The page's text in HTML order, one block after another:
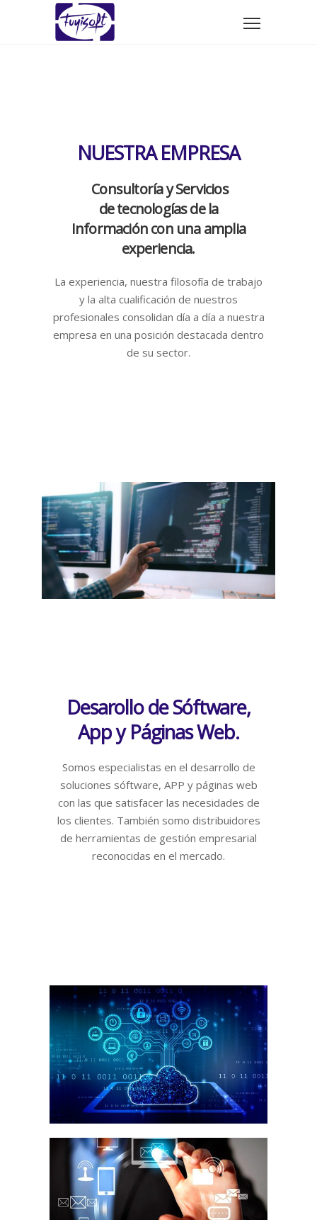
NUESTRA EMPRESA
Consultoría y Servicios
de tecnologías de la
Información con una amplia
experiencia.
La experiencia, nuestra filosofía de trabajo
y la alta cualificación de nuestros
profesionales consolidan día a día a nuestra
empresa en una posición destacada dentro
de su sector.
Desarollo de Sóftware,
App y Páginas Web.
Somos especialistas en el desarrollo de
soluciones sóftware, APP y páginas web
con las que satisfacer las necesidades de
los clientes. También somo distribuidores
de herramientas de gestión empresarial
reconocidas en el mercado.